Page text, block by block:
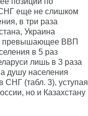
еще не слишком
в три раза
Украина
превышающее ВВП
в 5 раз
лишь в 3 раза
душу населения
СНГ (табл. 3), уступая
но и Казахстану